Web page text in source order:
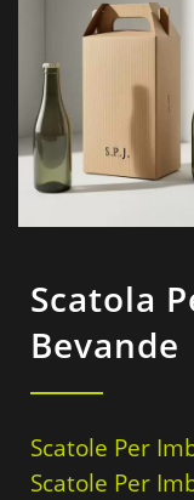
Scatola
Bevande
Scatole Per
Scatole Per